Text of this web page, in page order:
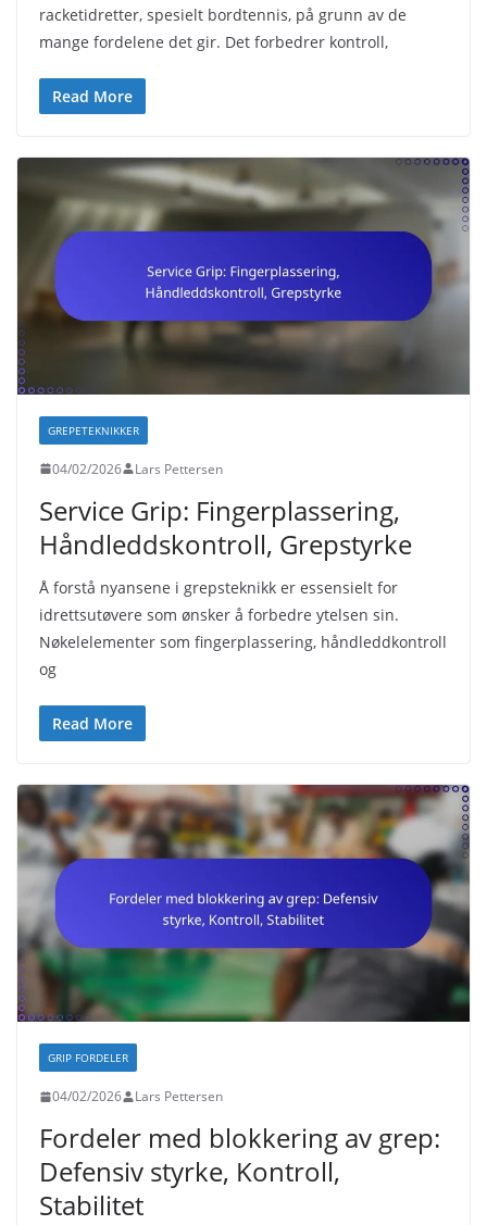
racketidretter, spesielt bordtennis, på grunn av de
mange fordelene det gir. Det forbedrer kontroll,
Read More
GREPETEKNIKKER
04/02/2026 Lars Pettersen
Service Grip: Fingerplassering,
Håndleddskontroll, Grepstyrke
Å forstå nyansene i grepsteknikk er essensielt for
idrettsutøvere som ønsker å forbedre ytelsen sin.
Nøkelelementer som fingerplassering, håndleddkontroll
og
Read More
GRIP FORDELER
04/02/2026 Lars Pettersen
Fordeler med blokkering av grep:
Defensiv styrke, Kontroll,
Stabilitet